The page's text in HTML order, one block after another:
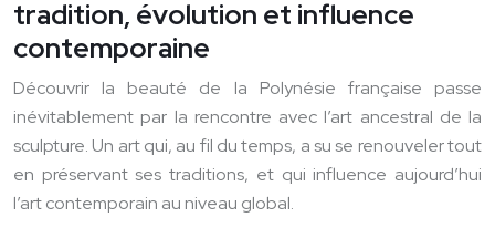
tradition, évolution et influence
contemporaine
Découvrir la beauté de la Polynésie française passe
inévitablement par la rencontre avec l’art ancestral de la
sculpture. Un art qui, au fil du temps, a su se renouveler tout
en préservant ses traditions, et qui influence aujourd’hui
l’art contemporain au niveau global.